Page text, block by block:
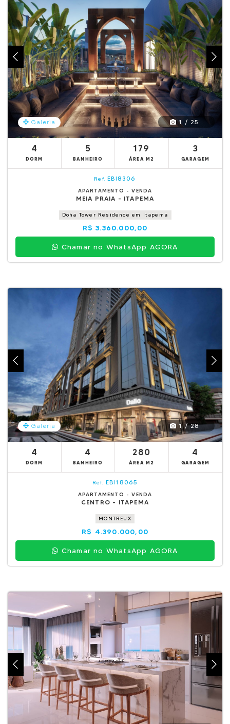
Galeria 1 / 25
4
DORM
5
BANHEIRO
179
ÁREA M2
3
GARAGEM
Ref. EBI8306
APARTAMENTO - VENDA
MEIA PRAIA - ITAPEMA
Doha Tower Residence em Itapema
R$ 3.360.000,00
Chamar no WhatsApp AGORA
Galeria 1 / 28
4
DORM
4
BANHEIRO
280
ÁREA M2
4
GARAGEM
Ref. EBI18065
APARTAMENTO - VENDA
CENTRO - ITAPEMA
MONTREUX
R$ 4.390.000,00
Chamar no WhatsApp AGORA